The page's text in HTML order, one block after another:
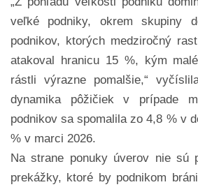
veľké podniky, okrem skupiny
podnikov, ktorých medziročný
atakoval hranicu 15 %, kým
rástli výrazne pomalšie,“
dynamika pôžičiek v prípade
podnikov sa spomalila zo 4,8 % v
% v marci 2026.
Na strane ponuky úverov nie sú
prekážky, ktoré by podnikom